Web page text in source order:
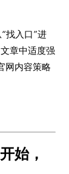
找入口”进
章中适度强
网内容策略
始，